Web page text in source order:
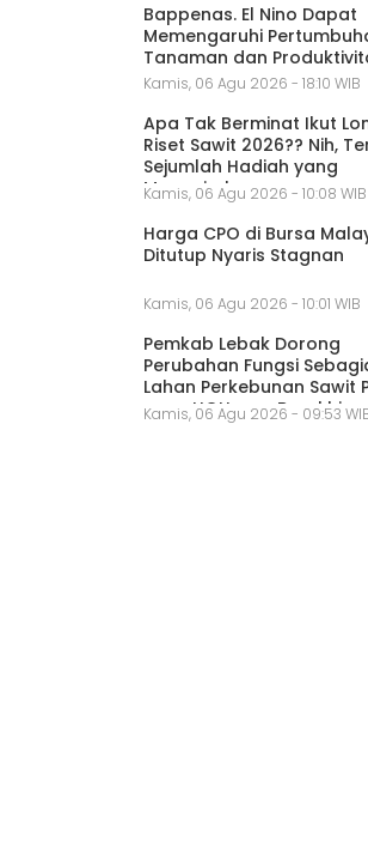
Bappenas. El Nino Dapat
Memengaruhi
Tanaman dan
Kamis, 06 Agu 2026 - 18:10 WIB
Apa Tak Berminat Ikut
Riset Sawit 2026?? Nih,
Sejumlah Hadiah yang
Menggiurkan
Kamis, 06 Agu 2026 - 10:08 WIB
Harga CPO di Bursa
Ditutup Nyaris Stagnan
Kamis, 06 Agu 2026 - 10:01 WIB
Pemkab Lebak Dorong
Perubahan Fungsi
Lahan Perkebunan Sawit
yang HGU-nya Berakhir
Kamis, 06 Agu 2026 - 09:53